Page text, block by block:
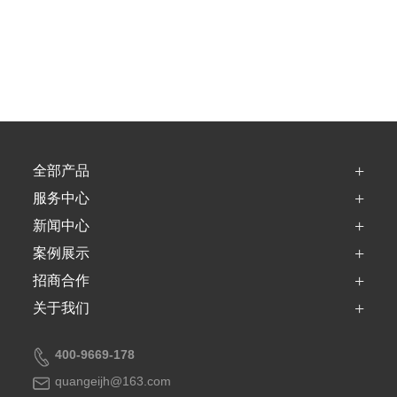
全部产品 +
服务中心 +
新闻中心 +
案例展示 +
招商合作 +
关于我们 +
400-9669-178
quangeijh@163.com